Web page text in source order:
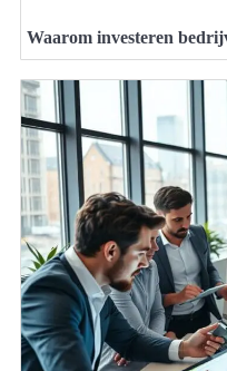
Waarom investeren